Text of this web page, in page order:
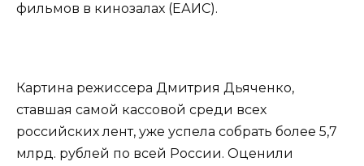
фильмов в кинозалах (ЕАИС).
Картина режиссера Дмитрия Дьяченко,
ставшая самой кассовой среди всех
российских лент, уже успела собрать более 5,7
млрд. рублей по всей России. Оценили